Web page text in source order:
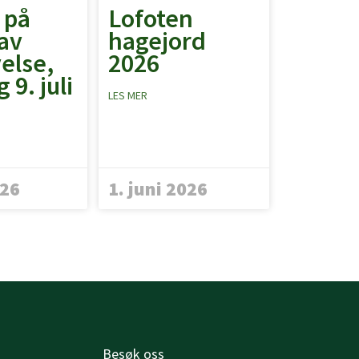
9. juli
Lofoten
hagejord
2026
LES MER
1. juni 2026
Besøk oss